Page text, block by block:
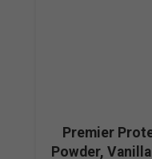
Premier
Powder,